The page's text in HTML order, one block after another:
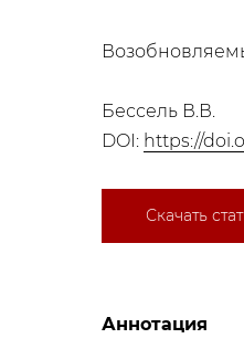
Бессель В.В.
DOI: https://
Скачать
Аннотация